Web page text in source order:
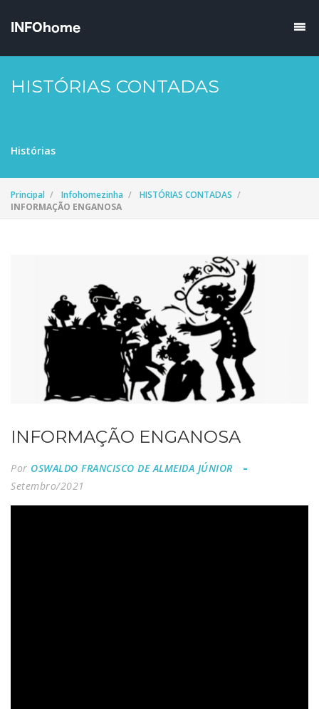
HISTÓRIAS CONTADAS
Histórias
Principal Infohomezinha
HISTÓRIAS CONTADAS
INFORMAÇÃO ENGANOSA
INFORMAÇÃO ENGANOSA
Por OSWALDO FRANCISCO DE ALMEIDA JÚNIOR
Setembro/2021